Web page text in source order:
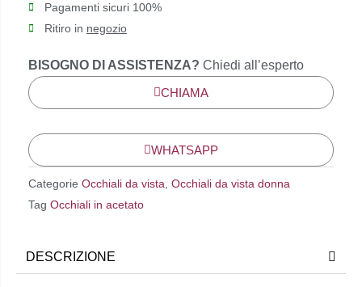
Pagamenti sicuri 100%
Ritiro in negozio
BISOGNO DI ASSISTENZA? Chiedi all’esperto
CHIAMA
WHATSAPP
Categorie Occhiali da vista, Occhiali da vista donna
Tag Occhiali in acetato
DESCRIZIONE